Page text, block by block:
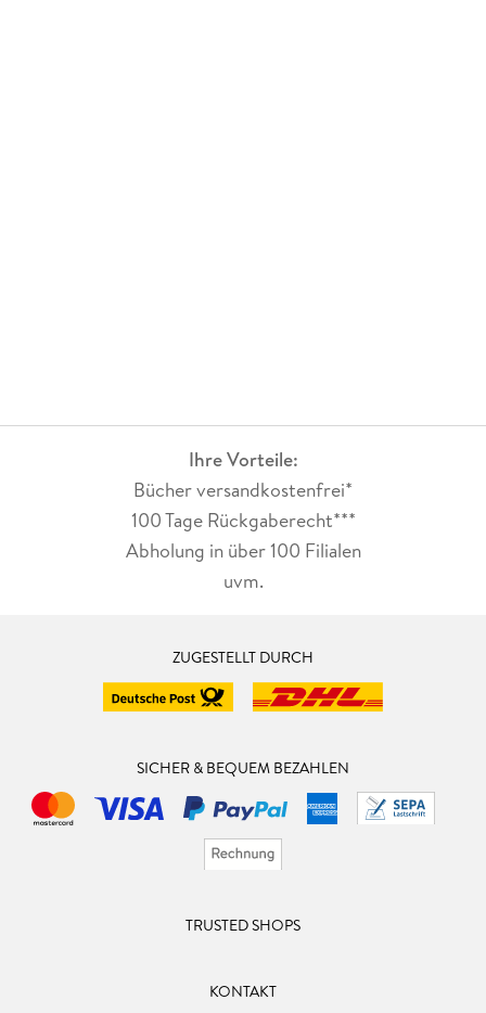
Ihre Vorteile:
Bücher versandkostenfrei*
100 Tage Rückgaberecht***
Abholung in über 100 Filialen
uvm.
ZUGESTELLT DURCH
SICHER & BEQUEM BEZAHLEN
TRUSTED SHOPS
KONTAKT